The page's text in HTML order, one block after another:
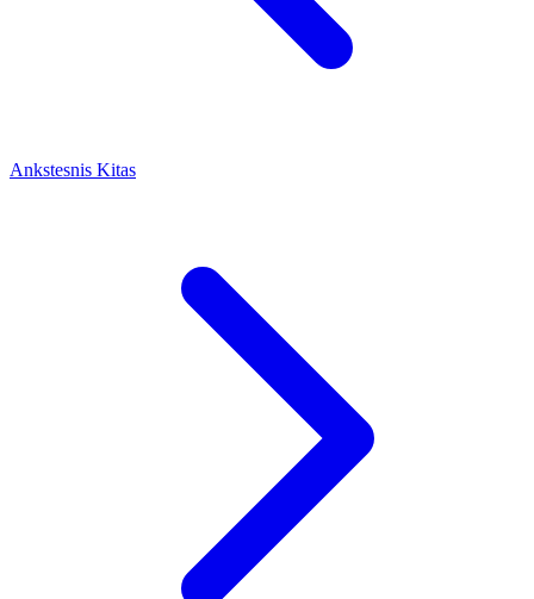
Ankstesnis Kitas